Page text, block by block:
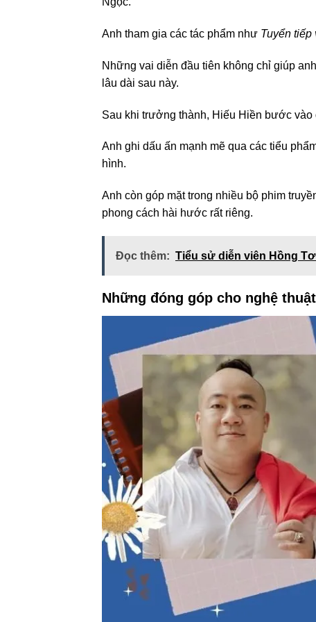
Anh tham gia các tác phẩm như Tuyển tiếp
Những vai diễn đầu tiên không chỉ giúp
lâu dài sau này.
Sau khi trưởng thành, Hiếu Hiền bước
Anh ghi dấu ấn mạnh mẽ qua các tiểu
hình.
Anh còn góp mặt trong nhiều bộ phim
phong cách hài hước rất riêng.
Đọc thêm: Tiểu sử diễn viên Hồng
Những đóng góp cho nghệ